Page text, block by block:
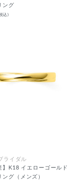
ング
込)
ライダル
】K18 イエローゴールド
ング（メンズ）